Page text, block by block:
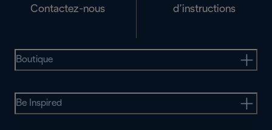
Contactez-nous
d’instructions
Boutique
Be Inspired